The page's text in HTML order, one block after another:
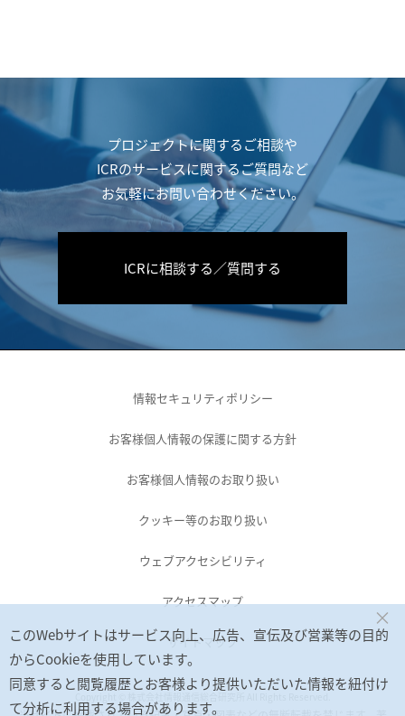
プロジェクトに関するご相談や
ICRのサービスに関するご質問など
お気軽にお問い合わせください。
ICRに相談する／質問する
情報セキュリティポリシー
お客様個人情報の保護に関する方針
お客様個人情報のお取り扱い
クッキー等のお取り扱い
ウェブアクセシビリティ
アクセスマップ
サイトマップ
このWebサイトはサービス向上、広告、宣伝及び営業等の目的
からCookieを使用しています。
同意すると閲覧履歴とお客様より提供いただいた情報を紐付け
て分析に利用する場合があります。
×